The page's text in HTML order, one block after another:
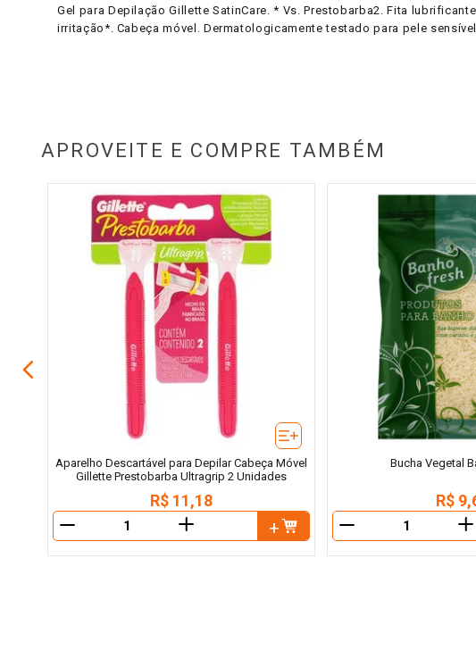
Gel para Depilação Gillette SatinCare. * Vs. Prestobarba2. Fita
irritação*. Cabeça móvel. Dermatologicamente testado para pele
APROVEITE E COMPRE TAMBÉM
Aparelho Descartável para Depilar Cabeça Móvel
Gillette Prestobarba Ultragrip 2 Unidades
R$ 11,18
＋
Bucha Vegetal
R$ 9,
＋